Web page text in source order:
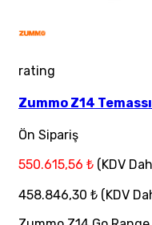
rating
Zummo Z14
Ön Sipariş
550.615,56 ₺ (KDV
458.846,30 ₺ (KDV